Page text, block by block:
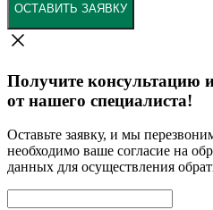
ОСТАВИТЬ ЗАЯВКУ
Получите консультацию
от нашего специалиста!
Оставьте заявку, и мы
необходимо ваше согласие на
данных для осуществления